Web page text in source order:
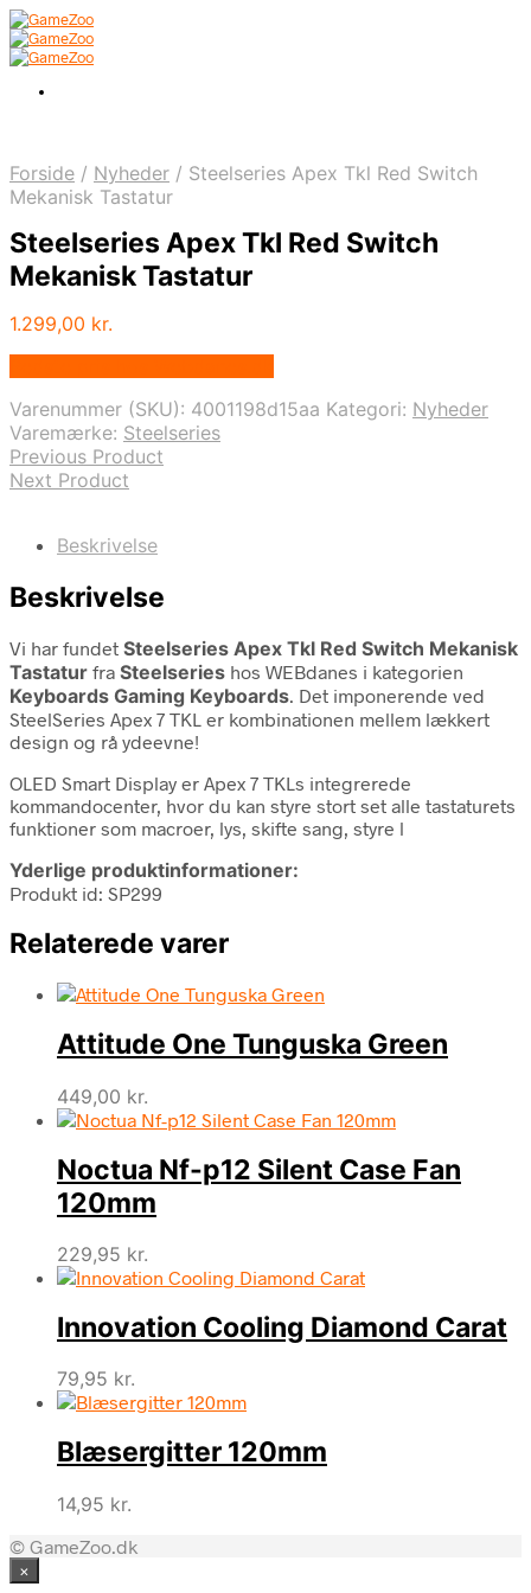
Forside / Nyheder / Steelseries Apex Tkl Red Switch
Mekanisk Tastatur
Steelseries Apex Tkl Red Switch
Mekanisk Tastatur
1.299,00 kr.
Varenummer (SKU): 4001198d15aa Kategori: Nyheder
Varemærke: Steelseries
Previous Product
Next Product
Beskrivelse
Beskrivelse
Vi har fundet Steelseries Apex Tkl Red Switch Mekanisk
Tastatur fra Steelseries hos WEBdanes i kategorien
Keyboards Gaming Keyboards. Det imponerende ved
SteelSeries Apex 7 TKL er kombinationen mellem lækkert
design og rå ydeevne!
OLED Smart Display er Apex 7 TKLs integrerede
kommandocenter, hvor du kan styre stort set alle tastaturets
funktioner som macroer, lys, skifte sang, styre l
Yderlige produktinformationer:
Produkt id: SP299
Relaterede varer
Attitude One Tunguska Green
449,00 kr.
Noctua Nf-p12 Silent Case Fan
120mm
229,95 kr.
Innovation Cooling Diamond Carat
79,95 kr.
Blæsergitter 120mm
14,95 kr.
© GameZoo.dk
×